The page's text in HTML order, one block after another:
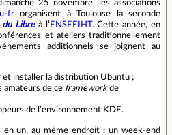
25 novembre, les associations
frorganisent à Toulouse la seconde
du Libreà l’ ENSEEIHT
. Cette année, en
et ateliers traditionnellement
additionnels se joignent au
et installer la distribution Ubuntu ;
amateurs de ce frameworkde
de l’environnement KDE.
en un, au même endroit : un week‐end